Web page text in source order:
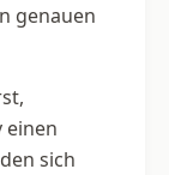
genauen
einen
sich